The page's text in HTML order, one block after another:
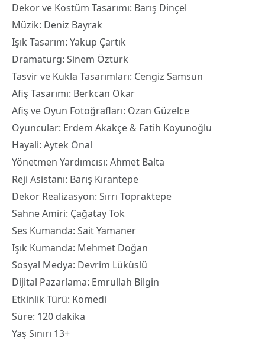
Dekor ve Kostüm Tasarımı: Barış Dinçel
Müzik: Deniz Bayrak
Işık Tasarım: Yakup Çartık
Dramaturg: Sinem Öztürk
Tasvir ve Kukla Tasarımları: Cengiz Samsun
Afiş Tasarımı: Berkcan Okar
Afiş ve Oyun Fotoğrafları: Ozan Güzelce
Oyuncular: Erdem Akakçe & Fatih Koyunoğlu
Hayali: Aytek Önal
Yönetmen Yardımcısı: Ahmet Balta
Reji Asistanı: Barış Kırantepe
Dekor Realizasyon: Sırrı Topraktepe
Sahne Amiri: Çağatay Tok
Ses Kumanda: Sait Yamaner
Işık Kumanda: Mehmet Doğan
Sosyal Medya: Devrim Lüküslü
Dijital Pazarlama: Emrullah Bilgin
Etkinlik Türü: Komedi
Süre: 120 dakika
Yaş Sınırı 13+